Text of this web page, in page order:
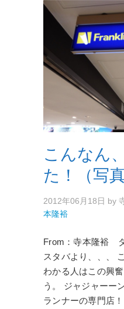
こんなん
た！（写真
2012年06月18日 by
本隆裕
From：寺本隆裕
スタバより、、、
わかる人はこの興
う。 ジャジャーー
ランナーの専門店